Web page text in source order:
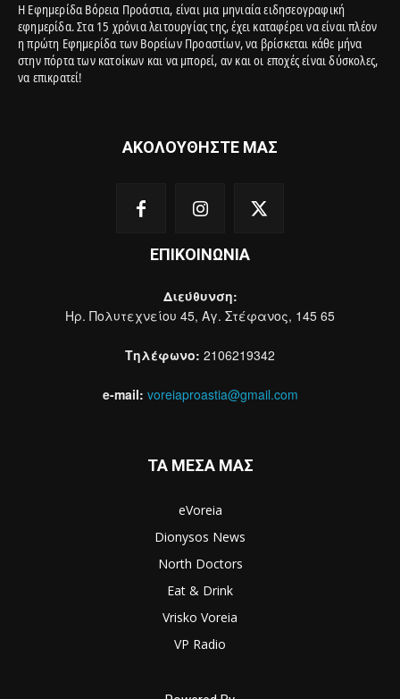
Η Εφημερίδα Βόρεια Προάστια, είναι μια μηνιαία ειδησεογραφική
εφημερίδα. Στα 15 χρόνια λειτουργίας της, έχει καταφέρει να είναι πλέον
η πρώτη Εφημερίδα των Βορείων Προαστίων, να βρίσκεται κάθε μήνα
στην πόρτα των κατοίκων και να μπορεί, αν και οι εποχές είναι δύσκολες,
να επικρατεί!
ΑΚΟΛΟΥΘΗΣΤΕ ΜΑΣ
ΕΠΙΚΟΙΝΩΝΙΑ
Διεύθυνση:
Ηρ. Πολυτεχνείου 45, Αγ. Στέφανος, 145 65
Τηλέφωνο: 2106219342
e-mail: voreiaproastia@gmail.com
ΤΑ ΜΕΣΑ ΜΑΣ
eVoreia
Dionysos News
North Doctors
Eat & Drink
Vrisko Voreia
VP Radio